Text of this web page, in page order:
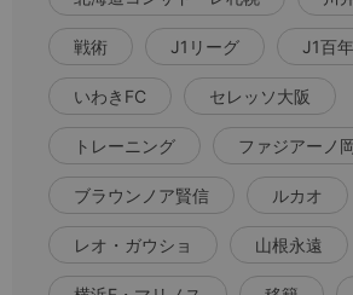
戦術 J1リーグ J1百
いわきFC セレッソ大阪
トレーニング ファジアーノ
ブラウンノア賢信 ルカオ
レオ・ガウショ 山根永遠